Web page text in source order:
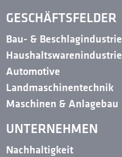
GESCHÄFTSFELDER
Bau- & Beschlagindustrie
Haushaltswarenindustrie
Automotive
Landmaschinentechnik
Maschinen & Anlagebau
UNTERNEHMEN
Nachhaltigkeit